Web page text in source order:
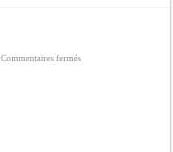
Commentaires ferméssur